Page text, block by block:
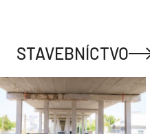
STAVEBNÍCTVO